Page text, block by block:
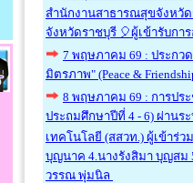
สำนักงานสาธารณสุขจังหวัด
จังหวัดราชบุรี 🎈ผู้เข้ารับกา
7 พฤษภาคม 69 : ประกว
มิตรภาพ" (Peace &
8 พฤษภาคม 69 : การป
ประถมศึกษาปีที่ 4 - 6) ผ่านร
เทคโนโลยี (สสวท.) ผู้เข้าร่
บุญนาค 4.นางรังสิมา บุญสม
วรรณ พุ่มนิล